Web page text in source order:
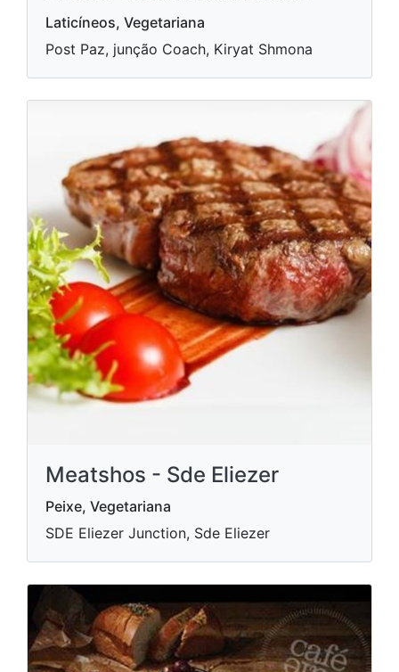
Laticíneos, Vegetariana
Post Paz, junção Coach, Kiryat Shmona
Meatshos - Sde Eliezer
Peixe, Vegetariana
SDE Eliezer Junction, Sde Eliezer